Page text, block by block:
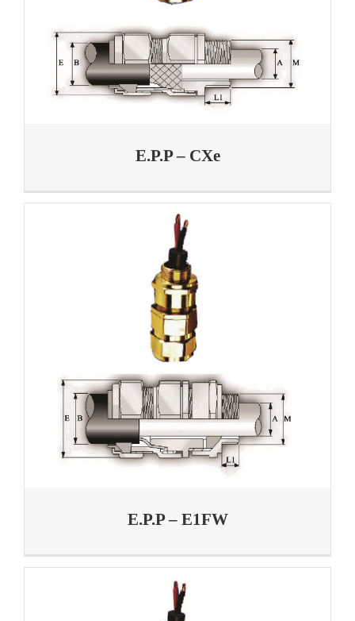
E.P.P – CXe
E.P.P – E1FW